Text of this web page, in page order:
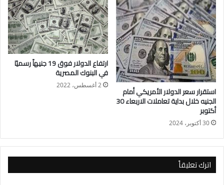
سجل سعر الريال السعودي في البنك التجاري الدولي مصر
13.27جنيه للبيع.
البنك المركزي المصري
سجل سعر الريال السعودي في البنك المركزي المصري 13.24جنيه
للشراء.
سجل سعر الريال السعودي في البنك المركزي المصري 13.27جنيه
استقرار سعر الدولار الأمريكي أمام
الجنيه خلال بداية تعاملات الاربعاء 30
أكتوبر
30 أكتوبر، 2024
ارتفاع الدولار فوق 19 جنيهاً رسميًا
في البنوك المصرية
2 أغسطس، 2022
اترك تعليقاً